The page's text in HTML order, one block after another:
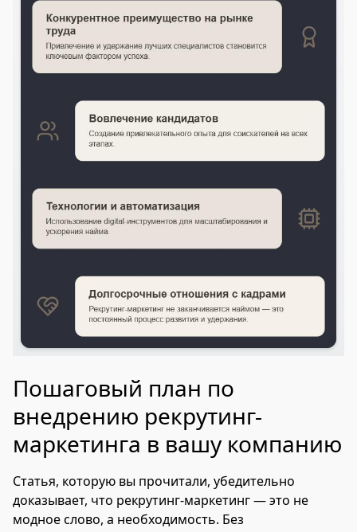
Пошаговый план по
внедрению рекрутинг-
маркетинга в вашу компанию
Статья, которую вы прочитали, убедительно
доказывает, что рекрутинг-маркетинг — это не
модное слово, а необходимость. Без